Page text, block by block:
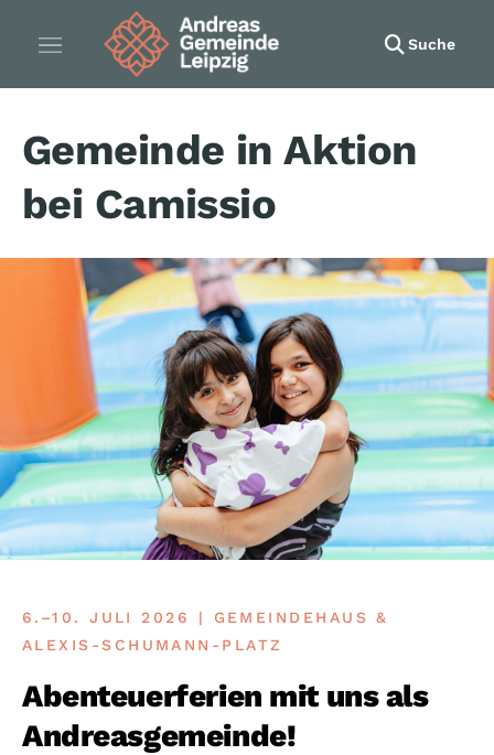
Suche
Gemeinde in Aktion
bei Camissio
6.–10. JULI 2026 | GEMEINDEHAUS &
ALEXIS-SCHUMANN-PLATZ
Abenteuerferien mit uns als
Andreasgemeinde!